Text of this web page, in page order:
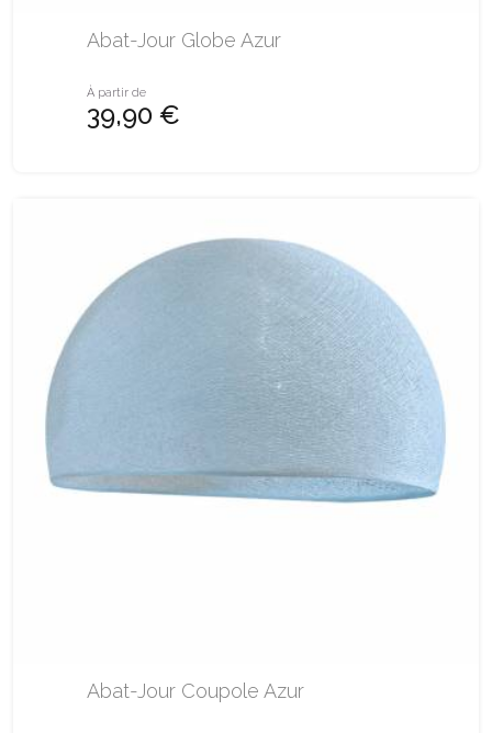
Abat-Jour Globe Azur
À partir de
39,90 €
Abat-Jour Coupole Azur